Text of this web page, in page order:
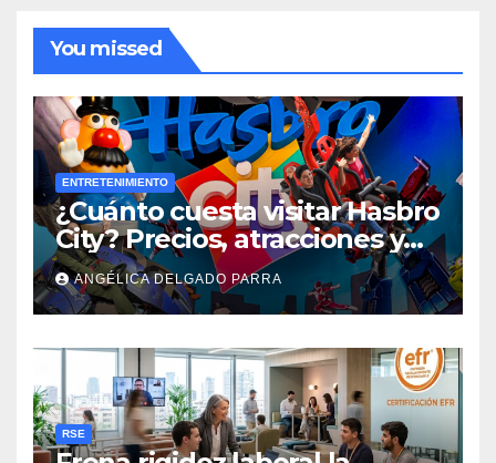
You missed
ENTRETENIMIENTO
¿Cuánto cuesta visitar Hasbro
City? Precios, atracciones y
actividades de Summer Fest
ANGÉLICA DELGADO PARRA
RSE